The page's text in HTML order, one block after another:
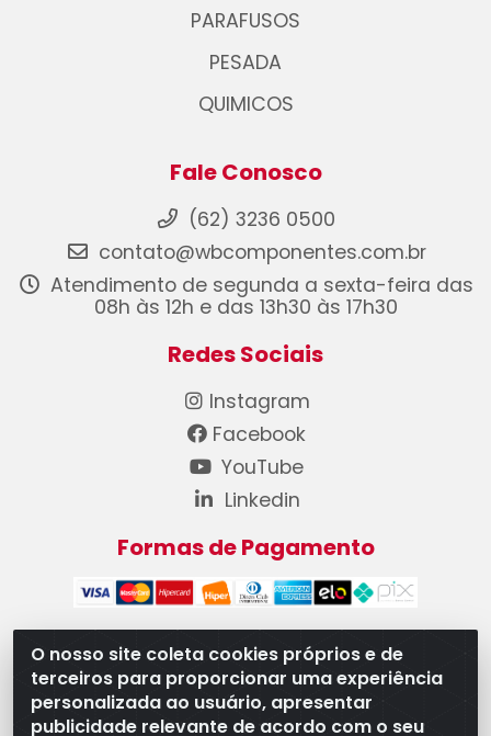
O nosso site coleta cookies próprios e de
terceiros para proporcionar uma experiência
personalizada ao usuário, apresentar
publicidade relevante de acordo com o seu
PARAFUSOS
PESADA
QUIMICOS
Fale Conosco
(62) 3236 0500
contato@wbcomponentes.com.br
Atendimento de segunda a sexta-feira das
08h às 12h e das 13h30 às 17h30
Redes Sociais
Instagram
Facebook
YouTube
Linkedin
Formas de Pagamento
WB Componentes Automotivos LTDA - CNPJ
08.528.393/0001-12 - Rua do Níquel, 667 - Parque
Oeste Industrial, Goiânia/GO - CEP 74375-660